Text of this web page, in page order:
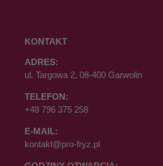
KONTAKT
ADRES:
ul. Targowa 2, 08-400 Garwolin
TELEFON:
+48 796 375 258
E-MAIL:
kontakt@pro-fryz.pl